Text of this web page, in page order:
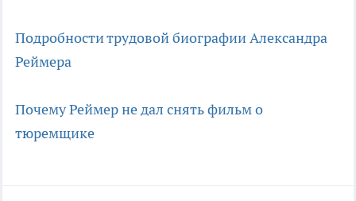
Подробности трудовой биографии Александра
Реймера
Почему Реймер не дал снять фильм о
тюремщике